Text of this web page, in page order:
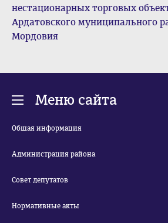
нестационарных торговых
Ардатовского муниципального
Мордовия
Меню сайта
Общая информация
Администрация района
Совет депутатов
Нормативные акты